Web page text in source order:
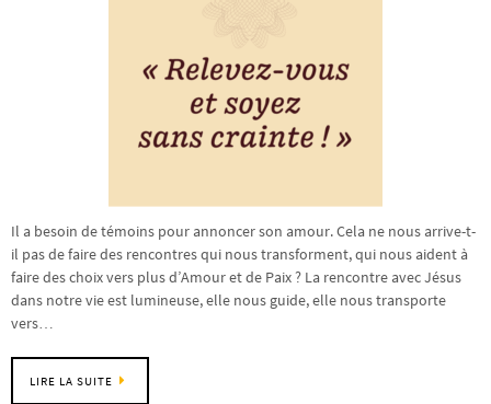
Il a besoin de témoins pour annoncer son amour. Cela ne nous arrive-t-
il pas de faire des rencontres qui nous transforment, qui nous aident à
faire des choix vers plus d’Amour et de Paix ? La rencontre avec Jésus
dans notre vie est lumineuse, elle nous guide, elle nous transporte
vers…
LIRE LA SUITE